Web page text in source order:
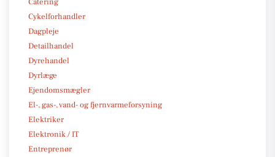
Cykelforhandler
Dagpleje
Detailhandel
Dyrehandel
Dyrlæge
Ejendomsmægler
El-, gas-, vand- og fjernvarmeforsyning
Elektriker
Elektronik / IT
Entreprenør